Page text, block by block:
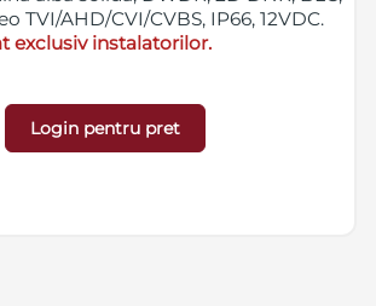
TVI/AHD/CVI/CVBS, IP66, 12VDC.
exclusiv instalatorilor.
Login pentru pret